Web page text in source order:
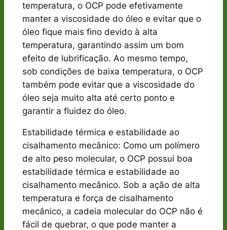
temperatura, o OCP pode efetivamente
manter a viscosidade do óleo e evitar que o
óleo fique mais fino devido à alta
temperatura, garantindo assim um bom
efeito de lubrificação. Ao mesmo tempo,
sob condições de baixa temperatura, o OCP
também pode evitar que a viscosidade do
óleo seja muito alta até certo ponto e
garantir a fluidez do óleo.
Estabilidade térmica e estabilidade ao
cisalhamento mecânico: Como um polímero
de alto peso molecular, o OCP possui boa
estabilidade térmica e estabilidade ao
cisalhamento mecânico. Sob a ação de alta
temperatura e força de cisalhamento
mecânico, a cadeia molecular do OCP não é
fácil de quebrar, o que pode manter a